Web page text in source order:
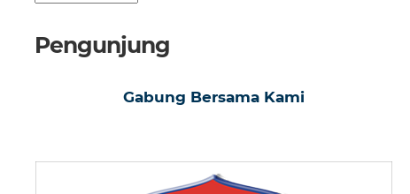
Pengunjung
Gabung Bersama Kami